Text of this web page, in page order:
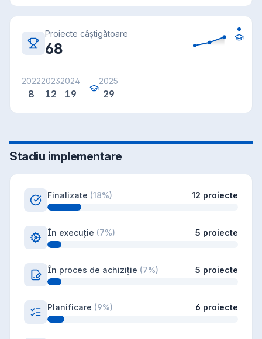
Proiecte câștigătoare
68
2022
8
2023
12
2024
19
2025
29
Stadiu implementare
Finalizate (18%) 12 proiecte
În execuție (7%) 5 proiecte
În proces de achiziție (7%) 5 proiecte
Planificare (9%) 6 proiecte